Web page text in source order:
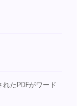
たPDFがワード